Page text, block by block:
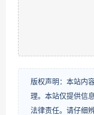
版权声明：本站内
理。本站仅提供信
法律责任。请仔细